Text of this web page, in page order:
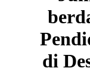
di